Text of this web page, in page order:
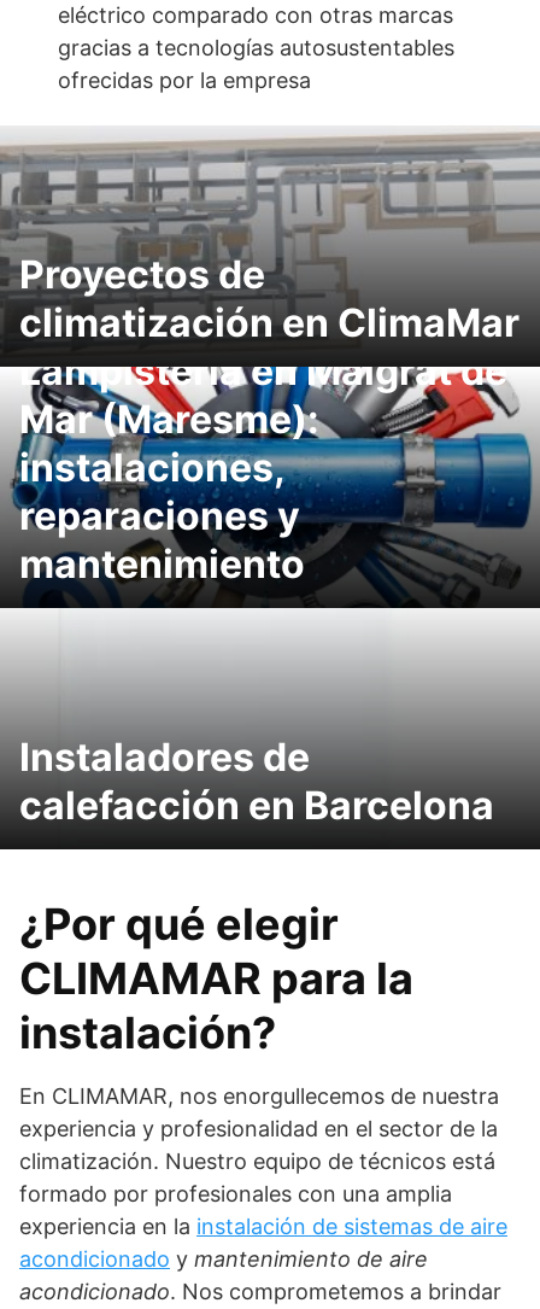
eléctrico comparado con otras marcas
gracias a tecnologías autosustentables
ofrecidas por la empresa
Proyectos de
climatización en ClimaMar
Lampistería en Malgrat de
Mar (Maresme):
instalaciones,
reparaciones y
mantenimiento
Instaladores de
calefacción en Barcelona
¿Por qué elegir
CLIMAMAR para la
instalación?
En CLIMAMAR, nos enorgullecemos de nuestra
experiencia y profesionalidad en el sector de la
climatización. Nuestro equipo de técnicos está
formado por profesionales con una amplia
experiencia en la instalación de sistemas de aire
acondicionado y mantenimiento de aire
acondicionado. Nos comprometemos a brindar